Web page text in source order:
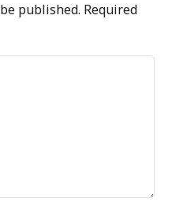
published. Required